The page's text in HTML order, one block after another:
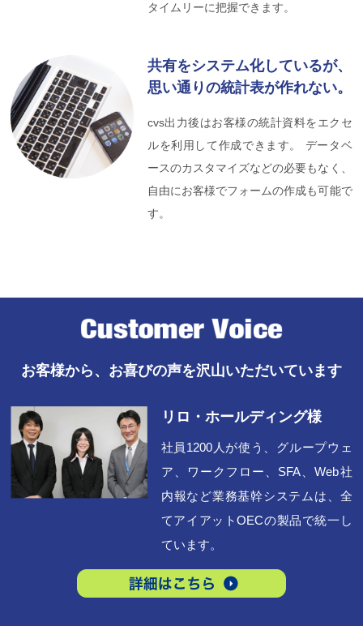
タイムリーに把握できます。
共有をシステム化しているが、
思い通りの統計表が作れない。
cvs出力後はお客様の統計資料をエクセ
ルを利用して作成できます。 データベ
ースのカスタマイズなどの必要もなく、
自由にお客様でフォームの作成も可能で
す。
お客様から、お喜びの声を沢山いただいています
リロ・ホールディング様
社員1200人が使う、グループウェ
ア、ワークフロー、SFA、Web社
内報など業務基幹システムは、全
てアイアットOECの製品で統一し
ています。